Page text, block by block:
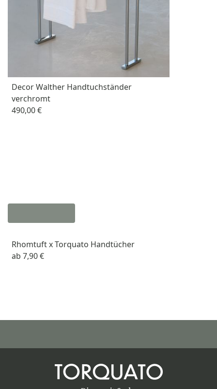
Decor Walther Handtuchständer
verchromt
490,00 €
Rhomtuft x Torquato Handtücher
ab 7,90 €